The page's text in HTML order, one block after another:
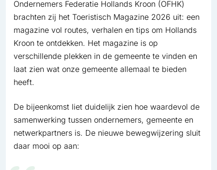
Ondernemers Federatie Hollands Kroon (OFHK)
brachten zij het Toeristisch Magazine 2026 uit: een
magazine vol routes, verhalen en tips om Hollands
Kroon te ontdekken. Het magazine is op
verschillende plekken in de gemeente te vinden en
laat zien wat onze gemeente allemaal te bieden
heeft.
De bijeenkomst liet duidelijk zien hoe waardevol de
samenwerking tussen ondernemers, gemeente en
netwerkpartners is. De nieuwe bewegwijzering sluit
daar mooi op aan: